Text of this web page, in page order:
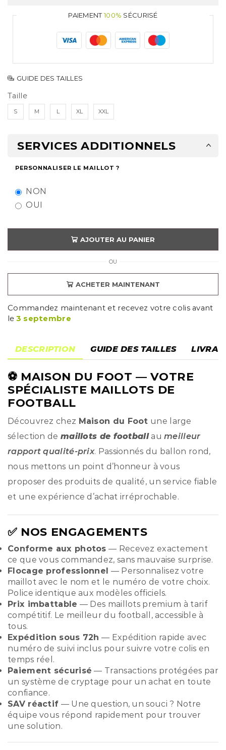
PAIEMENT100% SÉCURISÉ
GUIDE DES TAILLES
Taille
S M L XL XXL
SERVICES ADDITIONNELS
PERSONNALISER LE MAILLOT ?
NON
OUI
AJOUTER AU PANIER
OU
ACHETER MAINTENANT
Commandez maintenant et recevez votre colis avant
le 3 septembre
DESCRIPTION GUIDE DES TAILLES
⚽ MAISON DU FOOT — VOTRE
SPÉCIALISTE MAILLOTS DE
FOOTBALL
Découvrez chez Maison du Foot une large
sélection de maillots de footballaumeilleur
rapport qualité-prix. Passionnés du ballon rond,
nous mettons un point d’honneur à vous
proposer des produits de qualité, un service fiable
et une expérience d’achat irréprochable.
✅ NOS ENGAGEMENTS
Conforme aux photos — Recevez exactement
ce que vous commandez, sans mauvaise surprise.
Flocage professionnel — Personnalisez votre
maillot avec le nom et le numéro de votre choix.
Police identique aux modèles officiels.
Prix imbattable — Des maillots premium à tarif
compétitif. Le meilleur du football, accessible à
tous.
Expédition sous 72h — Expédition rapide avec
numéro de suivi inclus pour suivre votre colis en
temps réel.
Paiement sécurisé — Transactions protégées par
un système de cryptage pour un achat en toute
confiance.
SAV réactif — Une question, un souci ? Notre
équipe vous répond rapidement pour trouver
une solution.